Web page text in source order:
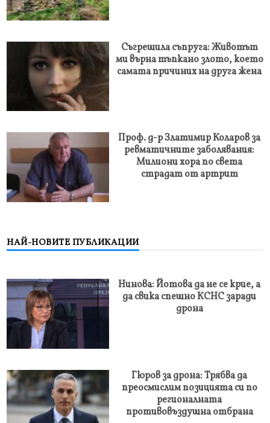
Съгрешила съпруга: Животът
ми върна тъпкано злото, което
самата причиних на друга жена
Проф. д-р Златимир Коларов за
ревматичните заболявания:
Милиони хора по света
страдат от артрит
НАЙ-НОВИТЕ ПУБЛИКАЦИИ
Нинова: Йотова да не се крие, а
да свика спешно КСНС заради
дрона
Гюров за дрона: Трябва да
преосмислим позицията си по
регионалната
противовъздушна отбрана